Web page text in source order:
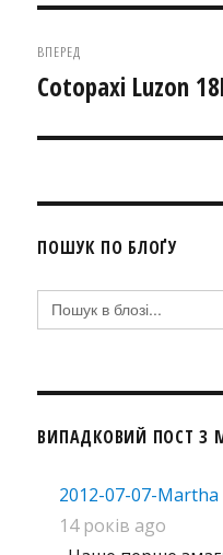
ВПЕРЕД
Наступний
Cotopaxi Luzon
ПОШУК ПО БЛОҐУ
Search
for:
ВИПАДКОВИЙ ПОСТ З
2012-07-07-Martha
14 років ago